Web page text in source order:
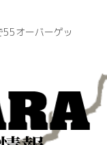
オーバーゲッ